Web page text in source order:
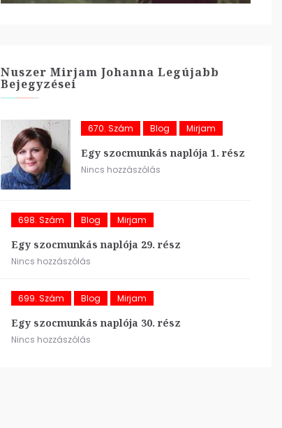
Nuszer Mirjam Johanna Legújabb
Bejegyzései
670. Szám Blog Mirjam
Egy szocmunkás naplója 1. rész
Nincs hozzászólás
698. Szám Blog Mirjam
Egy szocmunkás naplója 29. rész
Nincs hozzászólás
699. Szám Blog Mirjam
Egy szocmunkás naplója 30. rész
Nincs hozzászólás